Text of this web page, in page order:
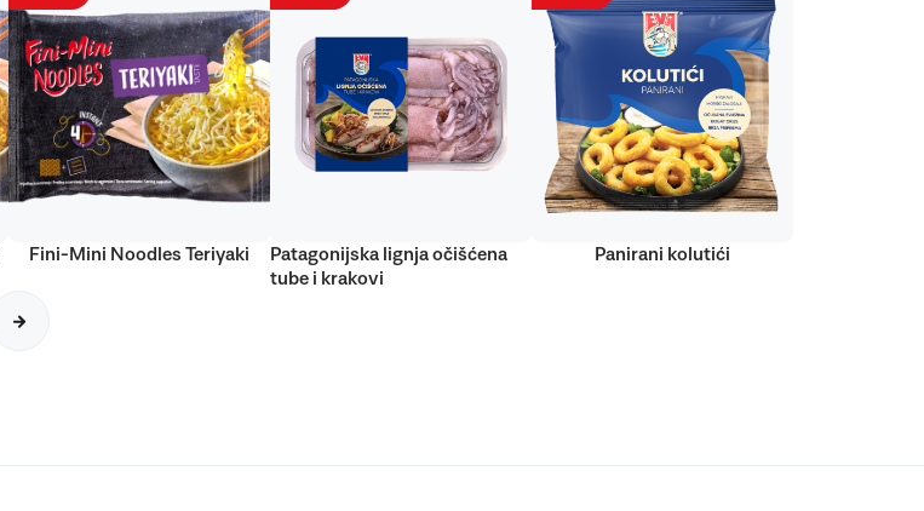
Fini-Mini Noodles Teriyaki
Patagonijska lignja očišćena
tube i krakovi
Panirani kolutići